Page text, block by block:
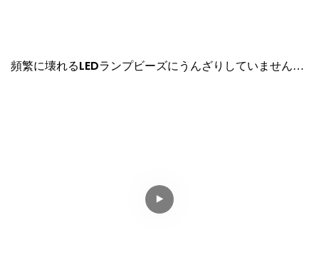
頻繁に壊れるLEDランプビーズにうんざりしていません